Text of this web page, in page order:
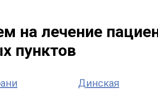
на лечение
пунктов
Динская